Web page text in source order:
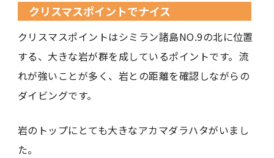
クリスマスポイントでナイス
クリスマスポイントはシミラン諸島NO.9の北に位置
する、大きな岩が群を成しているポイントです。流
れが強いことが多く、岩との距離を確認しながらの
ダイビングです。
岩のトップにとても大きなアカマダラハタがいまし
た。